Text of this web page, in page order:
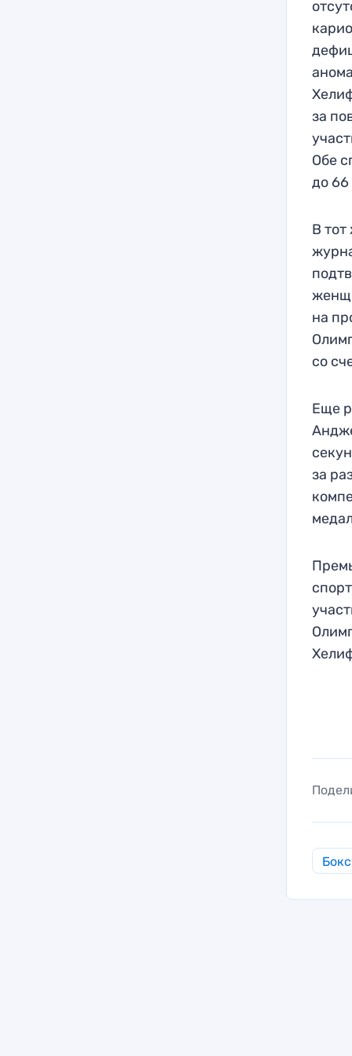
за
Обе
до 66
В
на
со
Еще
за
Бокс